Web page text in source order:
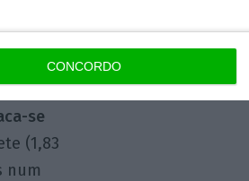
CONCORDO
é o
para
se
(1,83
num